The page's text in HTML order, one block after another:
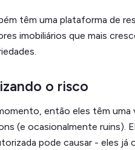
têm uma plataforma de
imobiliários que mais
o risco
então eles têm uma
(e ocasionalmente ruins).
pode causar - eles já